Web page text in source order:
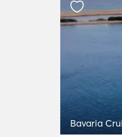
Bavaria